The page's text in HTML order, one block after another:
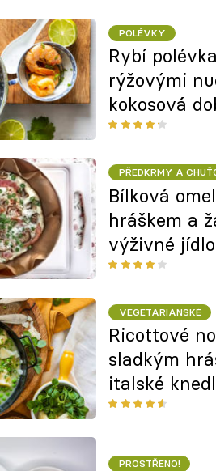
POLÉVKY
Rybí
rýžovými
kokosová
pikantní
PŘEDKRMY A
Bílková
hráškem a
výživné
VEGETARIÁNSKÉ
Ricottové
sladkým
italské
máslové
PROSTŘENO!